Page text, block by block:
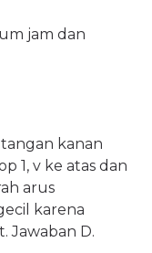
jam dan
kanan
1, v ke atas dan
arus
karena
Jawaban D.